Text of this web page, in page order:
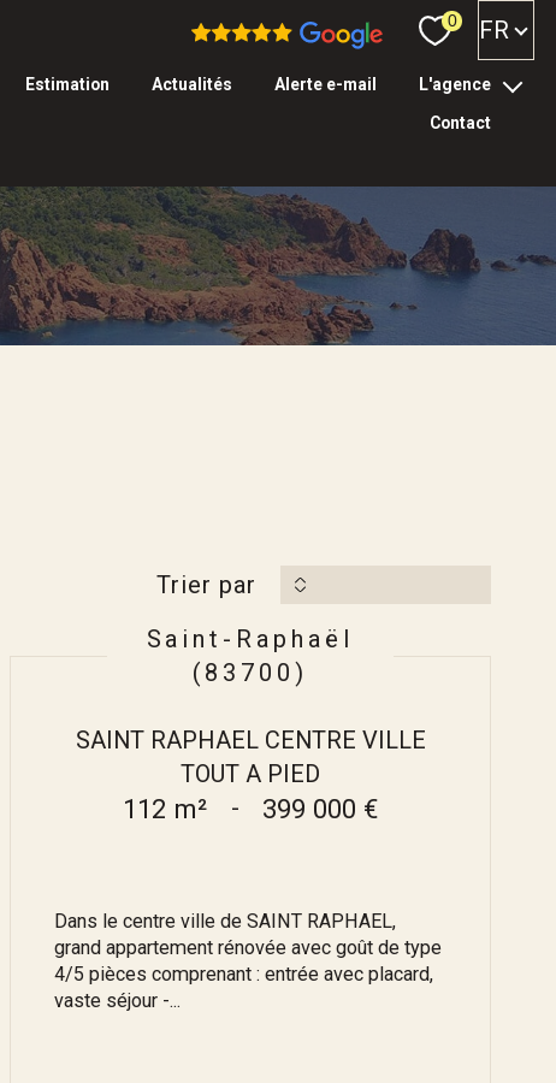
0 Langue
FR
estimation actualités alerte e-mail l'agence
contact
Trier par
Saint-Raphaël
(83700)
SAINT RAPHAEL CENTRE VILLE
TOUT A PIED
112 m² - 399 000 €
Dans le centre ville de SAINT RAPHAEL,
grand appartement rénovée avec goût de type
4/5 pièces comprenant : entrée avec placard,
vaste séjour -...